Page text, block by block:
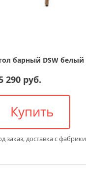
барный DSW белый
290 руб.
Купить
заказ, доставка с фабрики